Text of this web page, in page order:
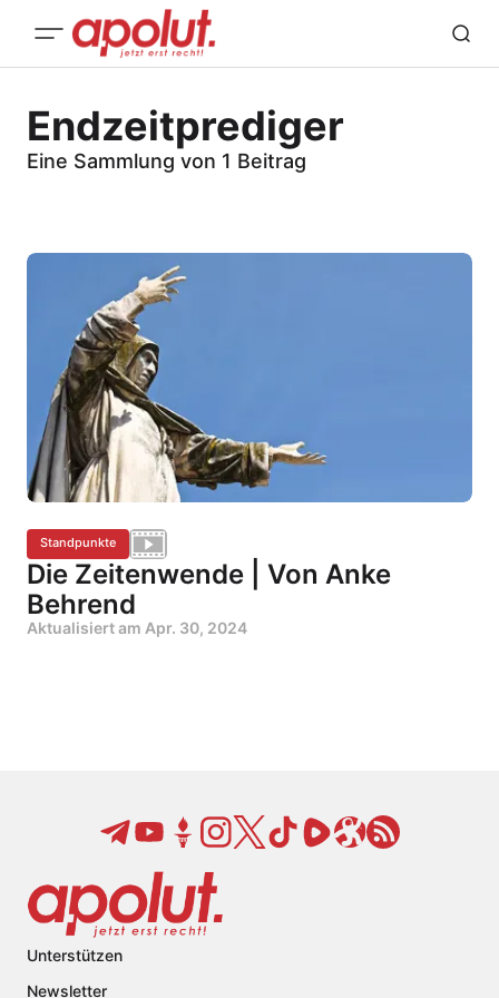
Endzeitprediger
Eine Sammlung von 1 Beitrag
Standpunkte
Die Zeitenwende | Von Anke
Behrend
Aktualisiert am Apr. 30, 2024
Unterstützen
Newsletter